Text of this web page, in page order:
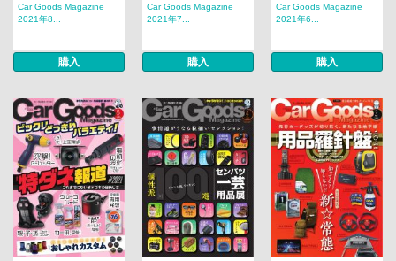
Car Goods Magazine
2021年8...
購入
Car Goods Magazine
2021年7...
購入
Car Goods Magazine
2021年6...
購入